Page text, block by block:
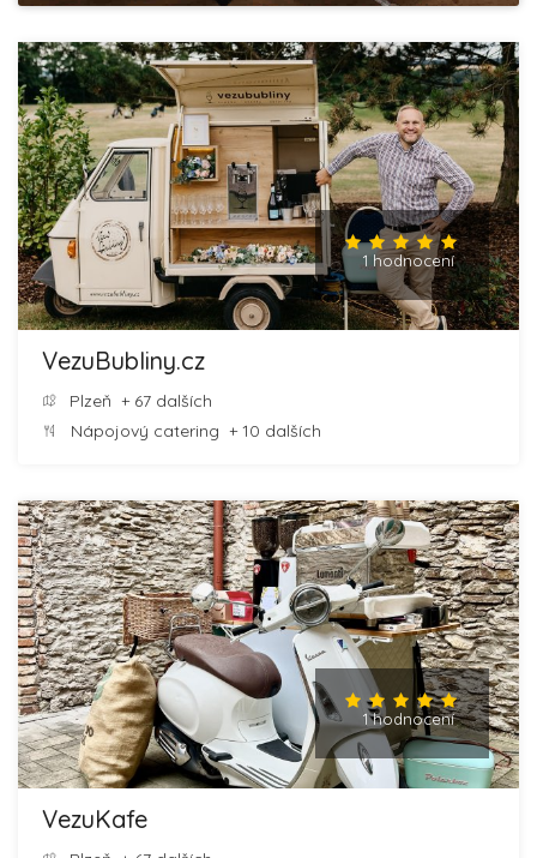
1 hodnocení
VezuBubliny.cz
Plzeň + 67 dalších
Nápojový catering + 10 dalších
1 hodnocení
VezuKafe